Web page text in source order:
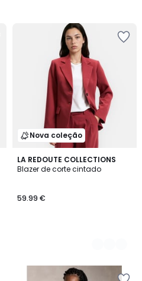
Nova coleção
LA REDOUTE COLLECTIONS
Blazer de corte cintado
59.99 €
2
Cores